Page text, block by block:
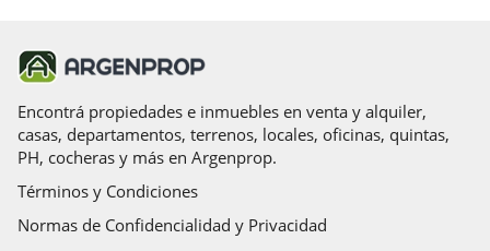
Encontrá propiedades e inmuebles en venta y alquiler,
casas, departamentos, terrenos, locales, oficinas, quintas,
PH, cocheras y más en Argenprop.
Términos y Condiciones
Normas de Confidencialidad y Privacidad